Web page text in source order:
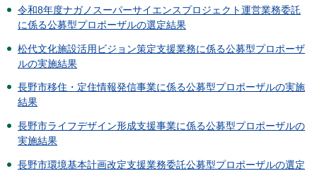
令和8年度ナガノスーパーサイエンスプロジェクト運営業務委託
に係る公募型プロポーザルの選定結果
松代文化施設活用ビジョン策定支援業務に係る公募型プロポーザ
ルの実施結果
長野市移住・定住情報発信事業に係る公募型プロポーザルの実施
結果
長野市ライフデザイン形成支援事業に係る公募型プロポーザルの
実施結果
長野市環境基本計画改定支援業務委託公募型プロポーザルの選定